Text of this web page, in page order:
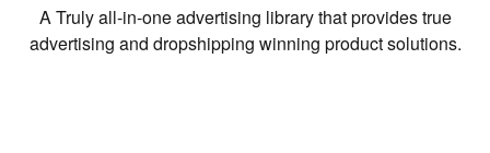
A Truly all-in-one advertising library that provides true
advertising and dropshipping winning product solutions.